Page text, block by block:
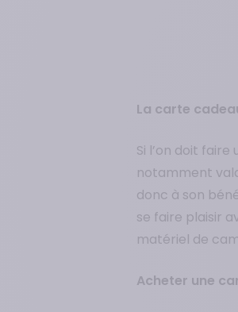
La carte
Si l’on doit
notamment
donc à son
se faire plaisir
matériel de
Acheter une